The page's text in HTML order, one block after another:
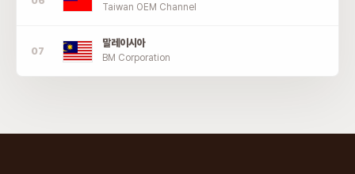
Taiwan OEM Channel
말레이시아
BM Corporation